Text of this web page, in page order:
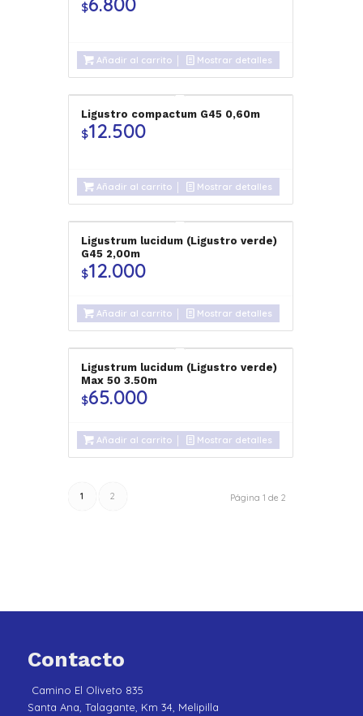
$
Añadir al carrito Mostrar detalles
Ligustro compactum G45 0,60m
$12.500
Añadir al carrito Mostrar detalles
Ligustrum lucidum (Ligustro verde)
G45 2,00m
$12.000
Añadir al carrito Mostrar detalles
Ligustrum lucidum (Ligustro verde)
Max 50 3.50m
$65.000
Añadir al carrito Mostrar detalles
Página 1 de 2
1 2
Contacto
Camino El Oliveto 835
Santa Ana, Talagante, Km 34, Melipilla